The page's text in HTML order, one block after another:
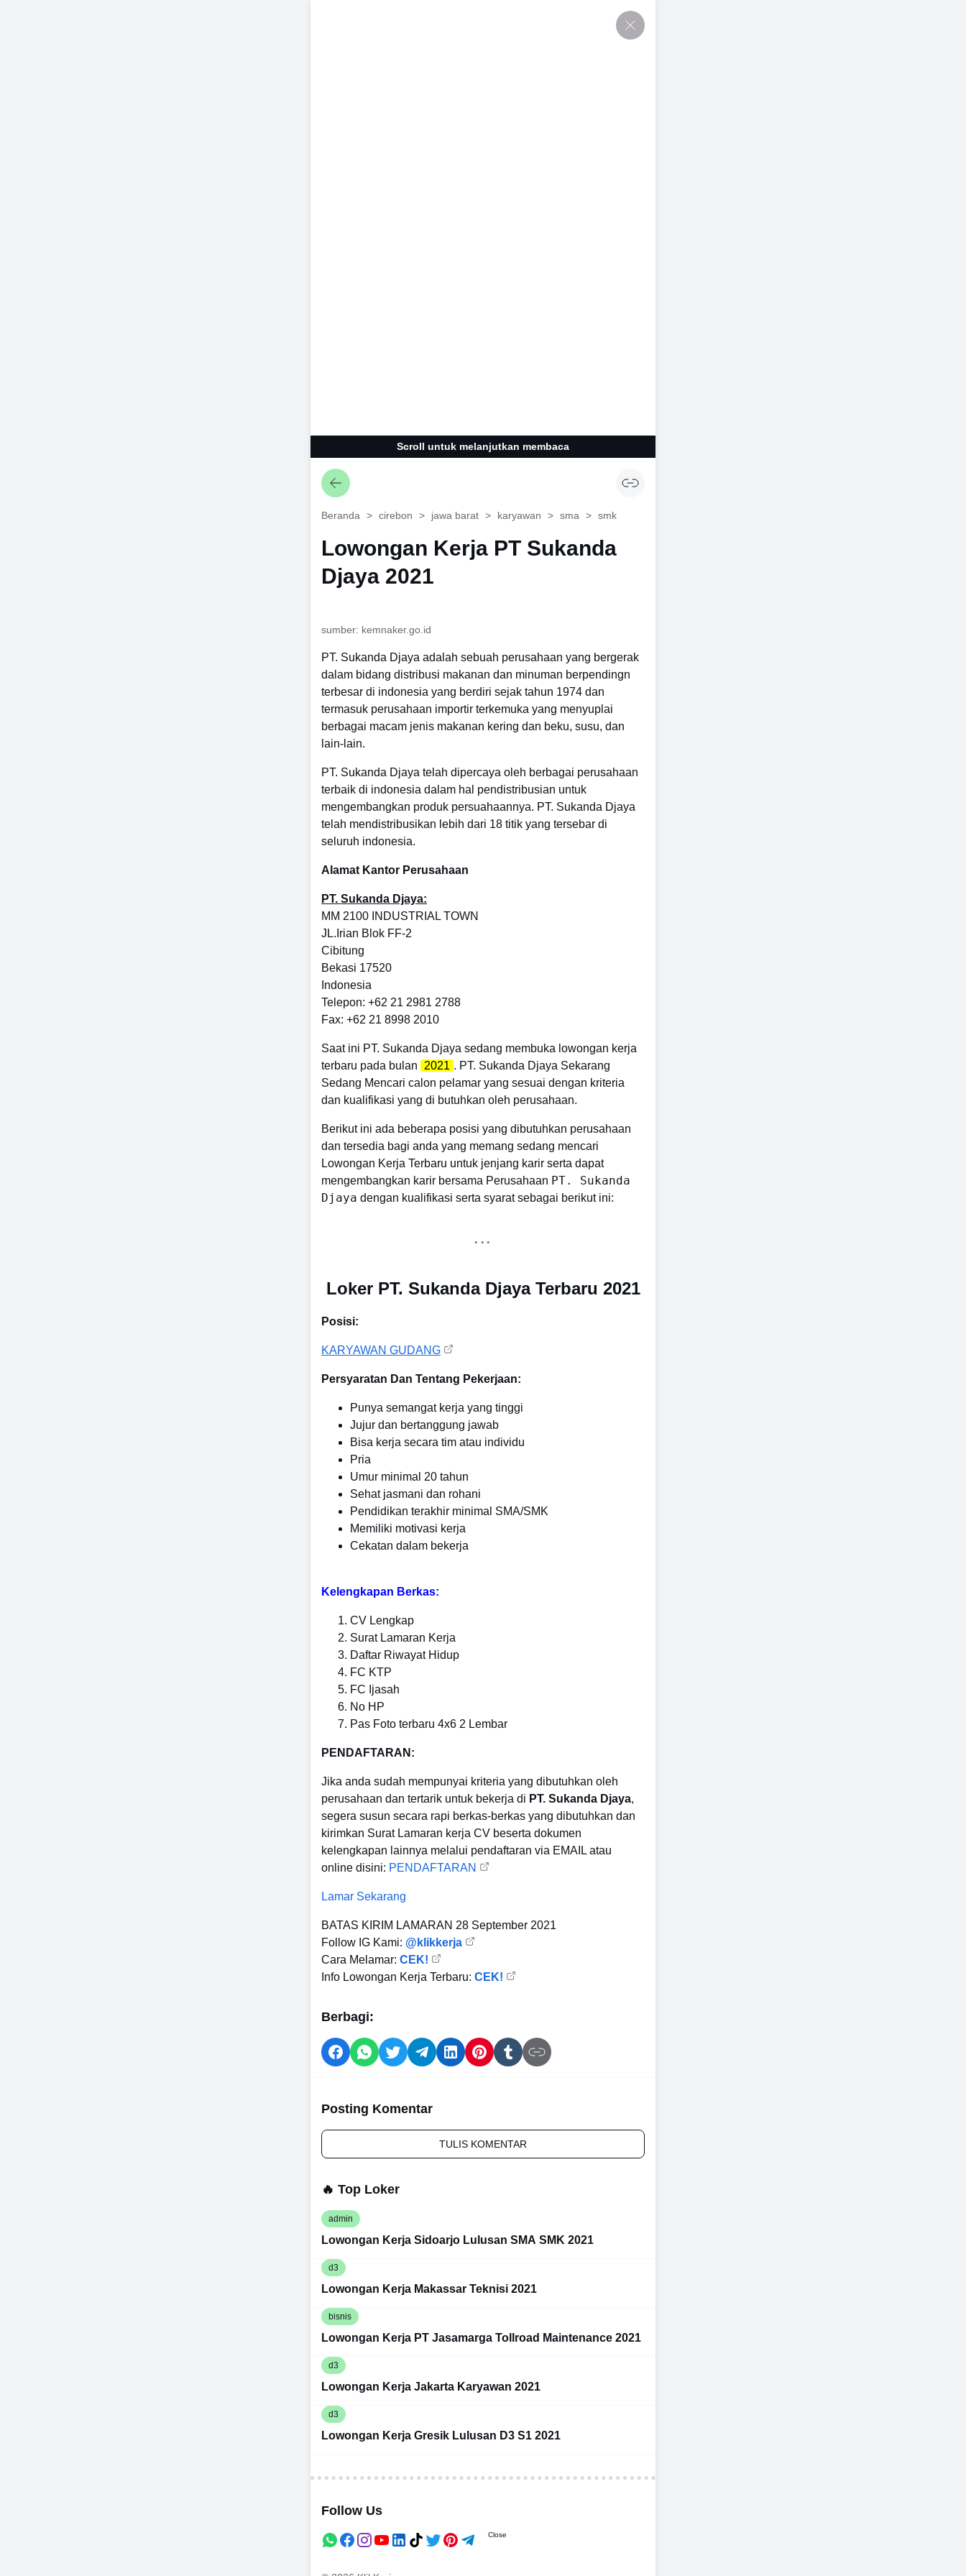
Scroll untuk melanjutkan membaca
Beranda cirebon jawa barat karyawan sma smk
Lowongan Kerja PT Sukanda
Djaya 2021
sumber: kemnaker.go.id
PT. Sukanda Djaya adalah sebuah perusahaan yang bergerak
dalam bidang distribusi makanan dan minuman berpendingn
terbesar di indonesia yang berdiri sejak tahun 1974 dan
termasuk perusahaan importir terkemuka yang menyuplai
berbagai macam jenis makanan kering dan beku, susu, dan
lain-lain.
PT. Sukanda Djaya telah dipercaya oleh berbagai perusahaan
terbaik di indonesia dalam hal pendistribusian untuk
mengembangkan produk persuahaannya. PT. Sukanda Djaya
telah mendistribusikan lebih dari 18 titik yang tersebar di
seluruh indonesia.
Alamat Kantor Perusahaan
PT. Sukanda Djaya:
MM 2100 INDUSTRIAL TOWN
JL.Irian Blok FF-2
Cibitung
Bekasi 17520
Indonesia
Telepon: +62 21 2981 2788
Fax: +62 21 8998 2010
Saat ini PT. Sukanda Djaya sedang membuka lowongan kerja
terbaru pada bulan
2021 . PT. Sukanda Djaya Sekarang
Sedang Mencari calon pelamar yang sesuai dengan kriteria
dan kualifikasi yang di butuhkan oleh perusahaan.
Berikut ini ada beberapa posisi yang dibutuhkan perusahaan
dan tersedia bagi anda yang memang sedang mencari
Lowongan Kerja Terbaru untuk jenjang karir serta dapat
mengembangkan karir bersama Perusahaan PT. Sukanda
Djaya dengan kualifikasi serta syarat sebagai berikut ini:
Loker PT. Sukanda Djaya Terbaru 2021
Posisi:
KARYAWAN GUDANG
Persyaratan Dan Tentang Pekerjaan:
Punya semangat kerja yang tinggi
Jujur dan bertanggung jawab
Bisa kerja secara tim atau individu
Pria
Umur minimal 20 tahun
Sehat jasmani dan rohani
Pendidikan terakhir minimal SMA/SMK
Memiliki motivasi kerja
Cekatan dalam bekerja
Kelengkapan Berkas:
CV Lengkap
Surat Lamaran Kerja
Daftar Riwayat Hidup
FC KTP
FC Ijasah
No HP
Pas Foto terbaru 4x6 2 Lembar
PENDAFTARAN:
Jika anda sudah mempunyai kriteria yang dibutuhkan oleh
perusahaan dan tertarik untuk bekerja di PT. Sukanda Djaya,
segera susun secara rapi berkas-berkas yang dibutuhkan dan
kirimkan Surat Lamaran kerja CV beserta dokumen
kelengkapan lainnya melalui pendaftaran via EMAIL atau
online disini: PENDAFTARAN
Lamar Sekarang
BATAS KIRIM LAMARAN 28 September 2021
Follow IG Kami: @klikkerja
Cara Melamar: CEK!
Info Lowongan Kerja Terbaru: CEK!
Berbagi:
Posting Komentar
TULIS KOMENTAR
🔥 Top Loker
admin
Lowongan Kerja Sidoarjo Lulusan SMA SMK 2021
d3
Lowongan Kerja Makassar Teknisi 2021
bisnis
Lowongan Kerja PT Jasamarga Tollroad Maintenance 2021
d3
Lowongan Kerja Jakarta Karyawan 2021
d3
Lowongan Kerja Gresik Lulusan D3 S1 2021
Follow Us
Close